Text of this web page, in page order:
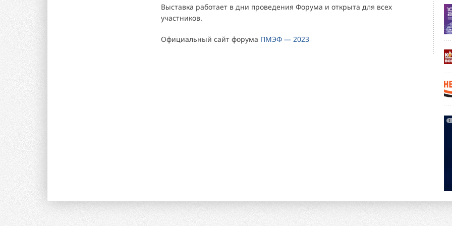
Выставка работает в дни проведения Форума и открыта для всех
участников.
Официальный сайт форума ПМЭФ — 2023